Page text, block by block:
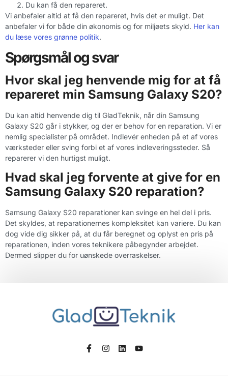
Du kan få den repareret.
Vi anbefaler altid at få den repareret, hvis det er muligt. Det
anbefaler vi for både din økonomis og for miljøets skyld. Her kan
du læse vores grønne politik.
Spørgsmål og svar
Hvor skal jeg henvende mig for at få
repareret min Samsung Galaxy S20?
Du kan altid henvende dig til GladTeknik, når din Samsung
Galaxy S20 går i stykker, og der er behov for en reparation. Vi er
nemlig specialister på området. Indlevér enheden på et af vores
værksteder eller sving forbi et af vores indleveringssteder. Så
reparerer vi den hurtigst muligt.
Hvad skal jeg forvente at give for en
Samsung Galaxy S20 reparation?
Samsung Galaxy S20 reparationer kan svinge en hel del i pris.
Det skyldes, at reparationernes kompleksitet kan variere. Du kan
dog vide dig sikker på, at du får beregnet og oplyst en pris på
reparationen, inden vores teknikere påbegynder arbejdet.
Dermed slipper du for uønskede overraskelser.